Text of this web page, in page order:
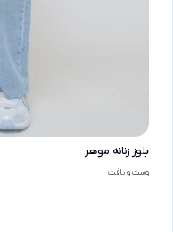
بلوز زنانه موهر
وست و بافت